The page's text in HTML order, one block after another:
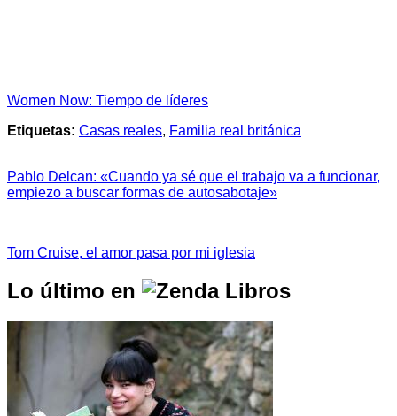
Women Now: Tiempo de líderes
Etiquetas: Casas reales, Familia real británica
Pablo Delcan: «Cuando ya sé que el trabajo va a funcionar,
empiezo a buscar formas de autosabotaje»
Tom Cruise, el amor pasa por mi iglesia
Lo último en